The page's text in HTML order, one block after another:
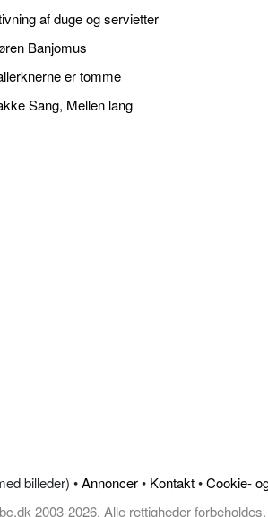
af duge og servietter
Banjomus
er tomme
Sang, Mellen lang
billeder) •Annoncer• Kontakt•Cookie-
2003-2026, Alle rettigheder forbeholdes.